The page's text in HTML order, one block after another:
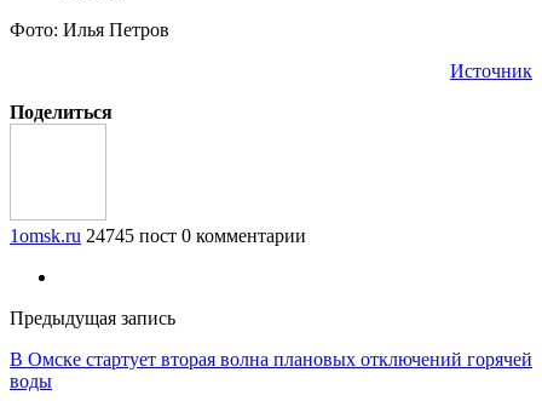
Фото: Илья Петров
Источник
Поделиться
1omsk.ru 24745 пост 0 комментарии
Предыдущая запись
В Омске стартует вторая волна плановых отключений горячей
воды